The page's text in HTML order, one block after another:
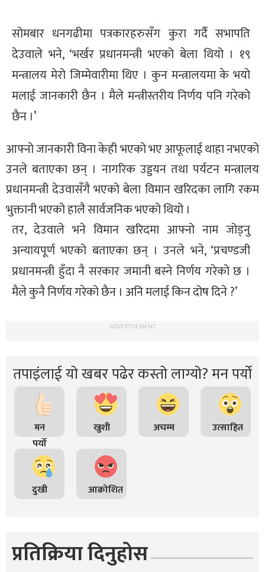
सोमबार धनगढीमा पत्रकारहरुसँग कुरा गर्दै सभापति
देउवाले भने, ‘भर्खर प्रधानमन्त्री भएको बेला थियो । १९
मन्त्रालय मेरो जिम्मेवारीमा थिए । कुन मन्त्रालयमा के भयो
मलाई जानकारी छैन । मैले मन्त्रीस्तरीय निर्णय पनि गरेको
छैन ।’
आफ्नो जानकारी विना केही भएको भए आफूलाई थाहा नभएको
उनले बताएका छन् । नागरिक उड्डयन तथा पर्यटन मन्त्रालय
प्रधानमन्त्री देउवासँगै भएको बेला विमान खरिदका लागि रकम
भुक्तानी भएको हालै सार्वजनिक भएको थियो ।
तर, देउवाले भने विमान खरिदमा आफ्नो नाम जोड्नु
अन्यायपूर्ण भएको बताएका छन् । उनले भने, ‘प्रचण्डजी
प्रधानमन्त्री हुँदा नै सरकार जमानी बस्ने निर्णय गरेको छ ।
मैले कुनै निर्णय गरेको छैन । अनि मलाई किन दोष दिने ?’
ADVERTISEMENT
तपाइंलाई यो खबर पढेर कस्तो लाग्यो? मन पर्यो
मन
पर्यो
खुशी अचम्म उत्साहित
दुखी आक्रोशित
प्रतिक्रिया दिनुहोस